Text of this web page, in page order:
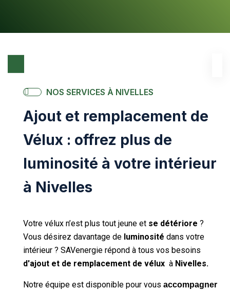
NOS SERVICES À NIVELLES
Ajout et remplacement de
Vélux : offrez plus de
luminosité à votre intérieur
à Nivelles
Votre vélux n’est plus tout jeune et se détériore ?
Vous désirez davantage de luminosité dans votre
intérieur ? SAVenergie répond à tous vos besoins
d'ajout et de remplacement de vélux à Nivelles.
Notre équipe est disponible pour vous accompagner